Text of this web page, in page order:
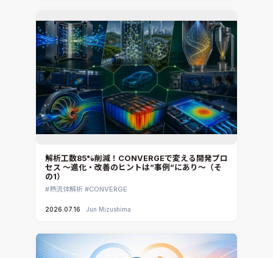
解析工数85%削減！CONVERGEで変える開発プロ
セス ～進化・改善のヒントは”事例”にあり～（そ
の1）
熱流体解析 CONVERGE
2026.07.16 Jun Mizushima